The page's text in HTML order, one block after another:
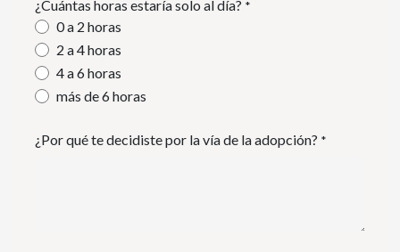
¿Cuántas horas estaría solo al día? *
0 a 2 horas
2 a 4 horas
4 a 6 horas
más de 6 horas
¿Por qué te decidiste por la vía de la adopción? *